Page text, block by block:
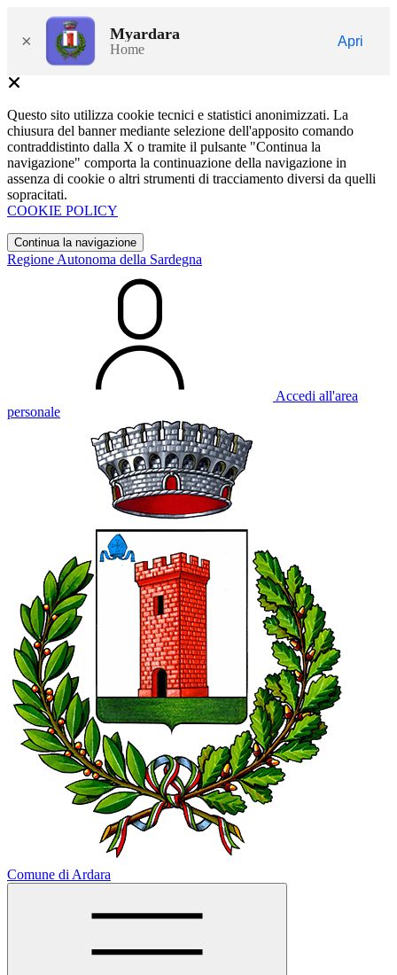
× Myardara
Home
Apri
Questo sito utilizza cookie tecnici e statistici anonimizzati. La
chiusura del banner mediante selezione dell'apposito comando
contraddistinto dalla X o tramite il pulsante "Continua la
navigazione" comporta la continuazione della navigazione in
assenza di cookie o altri strumenti di tracciamento diversi da quelli
sopracitati.
COOKIE POLICY
Continua la navigazione
Regione Autonoma della Sardegna
Accedi all'area
personale
Comune di Ardara